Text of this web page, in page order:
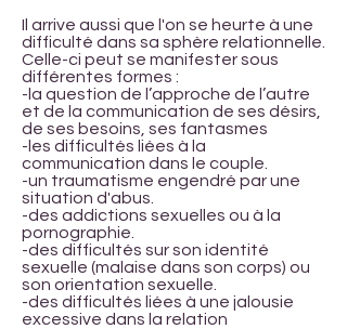
Il arrive aussi que l'on se heurte à une
difficulté dans sa sphère relationnelle.
Celle-ci peut se manifester sous
différentes formes :
-la question de l’approche de l’autre
et de la communication de ses désirs,
de ses besoins, ses fantasmes
-les difficultés liées à la
communication dans le couple.
-un traumatisme engendré par une
situation d'abus.
-des addictions sexuelles ou à la
pornographie.
-des difficultés sur son identité
sexuelle (malaise dans son corps) ou
son orientation sexuelle.
-des difficultés liées à une jalousie
excessive dans la relation